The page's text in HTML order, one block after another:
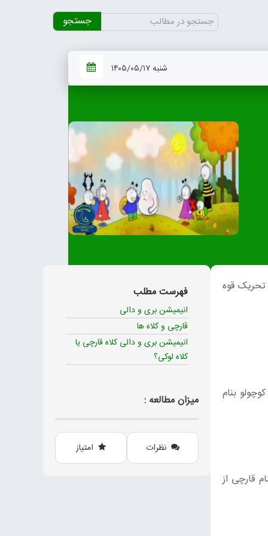
جستجو
برای:
شنبه ۱۴۰۵/۰۵/۱۷
قوه
بنام
قارچی از
فهرست مطلب
انیمیشن بری و دالی
قارچی و کلاه ها
انیمیشن بری و دالی کلاه قارچی یا
کلاه لوکی؟
میزان مطالعه :
نظرات امتیاز